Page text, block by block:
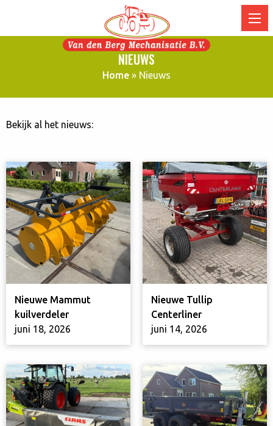
NIEUWS
Home » Nieuws
Bekijk al het nieuws:
Nieuwe Mammut
kuilverdeler
juni 18, 2026
Nieuwe Tullip
Centerliner
juni 14, 2026